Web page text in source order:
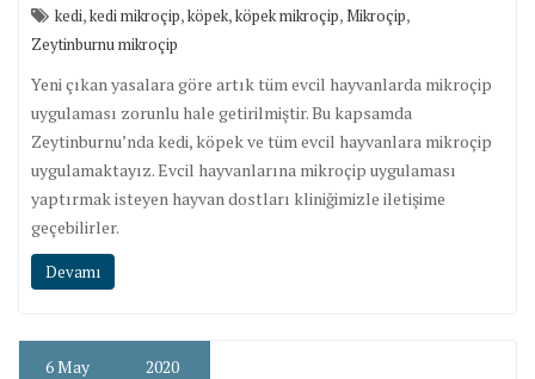
kedi,kedi mikroçip,köpek,köpek mikroçip,Mikroçip,
Zeytinburnu mikroçip
Yeni çıkan yasalara göre artık tüm evcil hayvanlarda mikroçip
uygulaması zorunlu hale getirilmiştir. Bu kapsamda
Zeytinburnu’nda kedi, köpek ve tüm evcil hayvanlara mikroçip
uygulamaktayız. Evcil hayvanlarına mikroçip uygulaması
yaptırmak isteyen hayvan dostları kliniğimizle iletişime
geçebilirler.
Devamı
6May 2020